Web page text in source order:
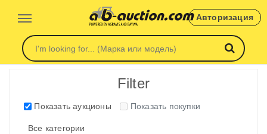
Авторизация
Filter
Показать аукционы Показать покупки
Все категории